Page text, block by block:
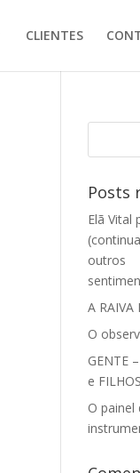
CLIENTES
Posts
Elã Vital
outros
A RAIVA
O
GENTE
e
O painel